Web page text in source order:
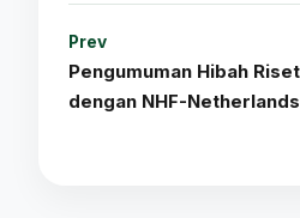
Prev
Pengumuman Hibah
dengan NHF-Netherlands